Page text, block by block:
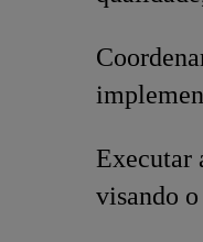
Executar
visando